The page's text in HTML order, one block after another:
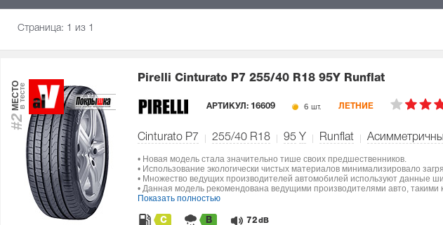
Страница: 1 из 1
#2
МЕСТОв тесте
Pirelli Cinturato P7 255/40 R18 95Y Runflat
АРТИКУЛ: 16609 6 шт. ЛЕТНИЕ
Cinturato P7 255/40 R18 95 Y Runflat
• Новая модель стала значительно тише своих предшественников.
• Использование экологически чистых материалов минимализировало
• Множество ведущих производителей автомобилей используют данные
• Данная модель рекомендована ведущими производителями авто, такими
Показать полностью
C B 72 dB